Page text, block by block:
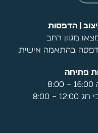
| הדפסות
מגוון רחב
בהתאמה אישית.
פתיחה
– 8:00